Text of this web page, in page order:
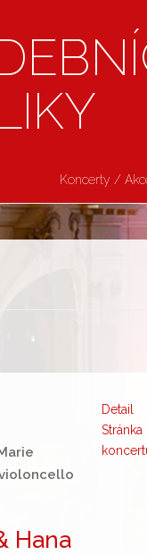
Koncerty /
Detail
Stránka
Hana